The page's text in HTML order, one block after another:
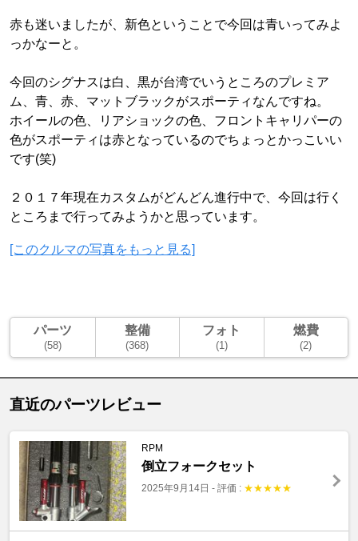
赤も迷いましたが、新色ということで今回は青いってみよ
っかなーと。
今回のシグナスは白、黒が台湾でいうところのプレミア
ム、青、赤、マットブラックがスポーティなんですね。
ホイールの色、リアショックの色、フロントキャリパーの
色がスポーティは赤となっているのでちょっとかっこいい
です(笑)
２０１７年現在カスタムがどんどん進行中で、今回は行く
ところまで行ってみようかと思っています。
[このクルマの写真をもっと見る]
パーツ
(58)
整備
(368)
フォト
(1)
燃費
(2)
直近のパーツレビュー
RPM
倒立フォークセット
2025年9月14日 - 評価 : ★★★★★